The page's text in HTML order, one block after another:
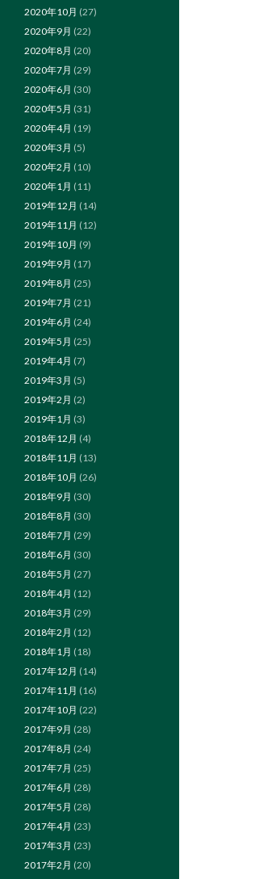
2020年10月 (27)
2020年9月 (22)
2020年8月 (20)
2020年7月 (29)
2020年6月 (30)
2020年5月 (31)
2020年4月 (19)
2020年3月 (5)
2020年2月 (10)
2020年1月 (11)
2019年12月 (14)
2019年11月 (12)
2019年10月 (9)
2019年9月 (17)
2019年8月 (25)
2019年7月 (21)
2019年6月 (24)
2019年5月 (25)
2019年4月 (7)
2019年3月 (5)
2019年2月 (2)
2019年1月 (3)
2018年12月 (4)
2018年11月 (13)
2018年10月 (26)
2018年9月 (30)
2018年8月 (30)
2018年7月 (29)
2018年6月 (30)
2018年5月 (27)
2018年4月 (12)
2018年3月 (29)
2018年2月 (12)
2018年1月 (18)
2017年12月 (14)
2017年11月 (16)
2017年10月 (22)
2017年9月 (28)
2017年8月 (24)
2017年7月 (25)
2017年6月 (28)
2017年5月 (28)
2017年4月 (23)
2017年3月 (23)
2017年2月 (20)